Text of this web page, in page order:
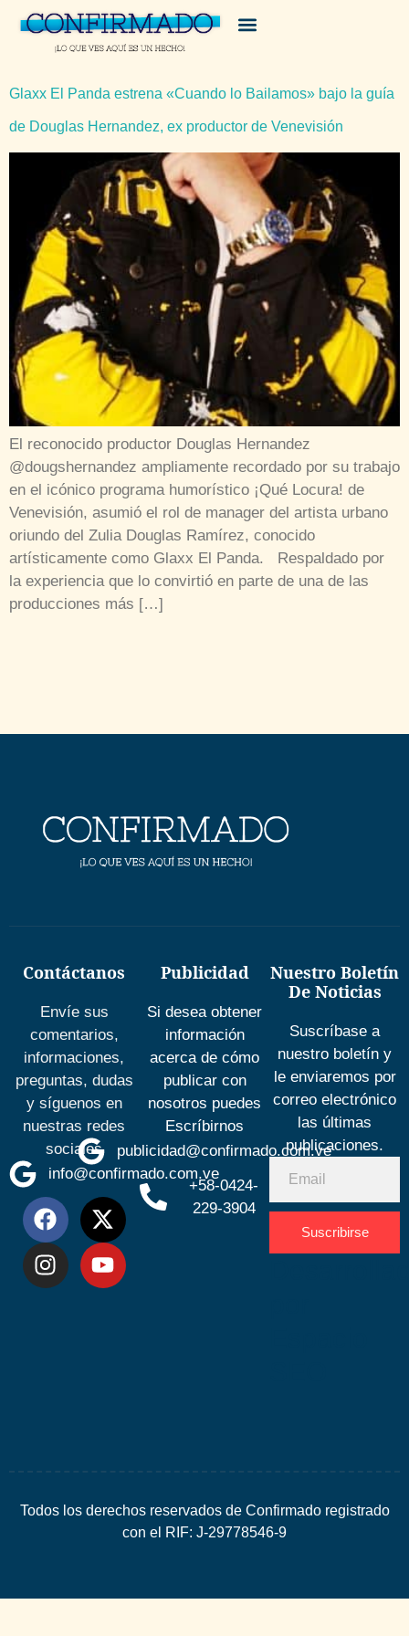
Glaxx El Panda estrena «Cuando lo Bailamos» bajo la guía
de Douglas Hernandez, ex productor de Venevisión
El reconocido productor Douglas Hernandez
@dougshernandez ampliamente recordado por su trabajo
en el icónico programa humorístico ¡Qué Locura! de
Venevisión, asumió el rol de manager del artista urbano
oriundo del Zulia Douglas Ramírez, conocido
artísticamente como Glaxx El Panda. Respaldado por
la experiencia que lo convirtió en parte de una de las
producciones más […]
Contáctanos
Envíe sus
comentarios,
informaciones,
preguntas, dudas
y síguenos en
nuestras redes
sociales
info@confirmado.com.ve
Publicidad
Si desea obtener
información
acerca de cómo
publicar con
nosotros puedes
Escríbirnos
publicidad@confirmado.com.ve
+58-0424-
229-3904
Nuestro Boletín
De Noticias
Suscríbase a
nuestro boletín y
le enviaremos por
correo electrónico
las últimas
publicaciones.
Suscribirse
Todos los derechos reservados de Confirmado registrado
con el RIF: J-29778546-9